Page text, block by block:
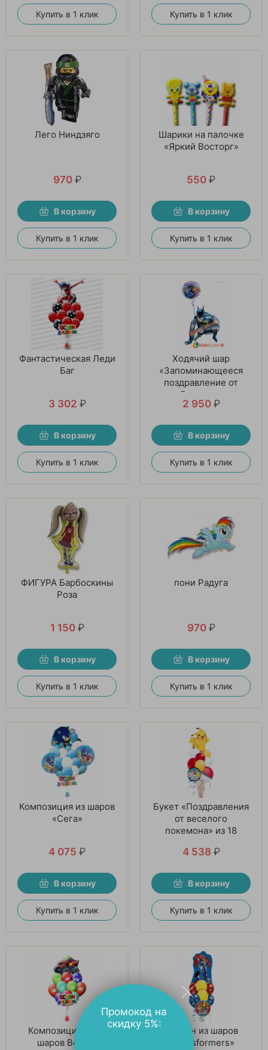
Купить в 1 клик Купить в 1 клик
Лего Ниндзяго
970 ₽
В корзину
Купить в 1 клик
Шарики на палочке
«Яркий Восторг»
550 ₽
В корзину
Купить в 1 клик
Фантастическая Леди
Баг
3 302 ₽
В корзину
Купить в 1 клик
Ходячий шар
«Запоминающееся
поздравление от
Бэтмена»
2 950 ₽
В корзину
Купить в 1 клик
ФИГУРА Барбоскины
Роза
1 150 ₽
В корзину
Купить в 1 клик
пони Радуга
970 ₽
В корзину
Купить в 1 клик
Композиция из шаров
«Сега»
4 075 ₽
В корзину
Купить в 1 клик
Букет «Поздравления
от веселого
покемона» из 18
4 538 ₽
В корзину
Купить в 1 клик
Композиция из 15
шаров Вспыш
Фонтан из шаров
«Transformers»
Промокод на
скидку 5%: